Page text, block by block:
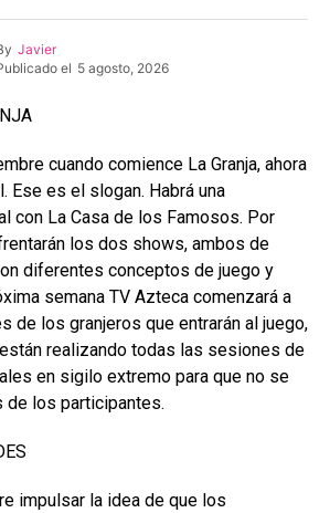
Javier
el 5 agosto, 2026
cuando comience La Granja, ahora
Ese es el slogan. Habrá una
con La Casa de los Famosos. Por
los dos shows, ambos de
diferentes conceptos de juego y
semana TV Azteca comenzará a
de los granjeros que entrarán al juego,
realizando todas las sesiones de
en sigilo extremo para que no se
los participantes.
impulsar la idea de que los